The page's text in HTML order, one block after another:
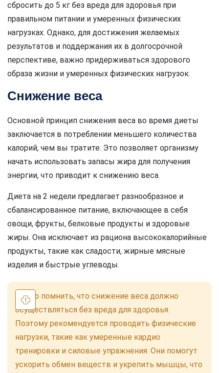
сбросить до 5 кг без вреда для здоровья при
правильном питании и умеренных физических
нагрузках. Однако, для достижения желаемых
результатов и поддержания их в долгосрочной
перспективе, важно придерживаться здорового
образа жизни и умеренных физических нагрузок.
Снижение веса
Основной принцип снижения веса во время диеты
заключается в потреблении меньшего количества
калорий, чем вы тратите. Это позволяет организму
начать использовать запасы жира для получения
энергии, что приводит к снижению веса.
Диета на 2 недели предлагает разнообразное и
сбалансированное питание, включающее в себя
овощи, фрукты, белковые продукты и здоровые
жиры. Она исключает из рациона высококалорийные
продукты, такие как сладости, жирные мясные
изделия и быстрые углеводы.
Важно помнить, что снижение веса должно
осуществляться без вреда для здоровья.
Поэтому рекомендуется проводить физические
нагрузки, такие как умеренные кардио
тренировки и силовые упражнения. Они помогут
ускорить обмен веществ и укрепить мышцы, что